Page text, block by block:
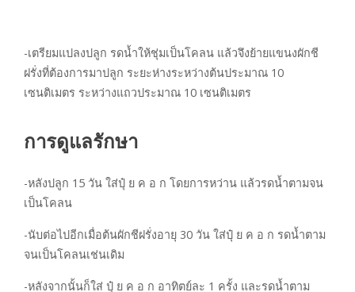
-เตรียมแปลงปลูก รดน้ำให้ชุ่มเป็นโคลน แล้วจึงย้ายแขนงผักชี
ฝรั่งที่ต้องการมาปลูก ระยะห่างระหว่างต้นประมาณ 10
เซนติเมตร ระหว่างแถวประมาณ 10 เซนติเมตร
การดูแลรักษา
-หลังปลูก 15 วัน ใส่ปุ๋ ย ค อ ก โดยการหว่าน แล้วรดน้ำตามจน
เป็นโคลน
-นับต่อไปอีกเมื่อต้นผักชีฝรั่งอายุ 30 วัน ใส่ปุ๋ ย ค อ ก รดน้ำตาม
จนเป็นโคลนเช่นเดิม
-หลังจากนั้นก็ใส่ ปุ๋ ย ค อ ก อาทิตย์ละ 1 ครั้ง และรดน้ำตาม